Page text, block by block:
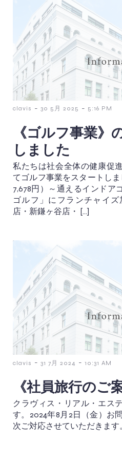
clavis - 30 5月 2025 - 5:16 PM
《ゴルフ事業》
しました
私たちは社会全体の健康促
てゴルフ事業をスタートし
7,678円）～通えるインドア
ゴルフ」にフランチャイ
店・新鎌ヶ谷店・ […]
clavis - 31 7月 2024 - 10:31 AM
《社員旅行のご
クラヴィス・リアル・エス
す。2024年8月2日（金）お
次ご対応させていただきます